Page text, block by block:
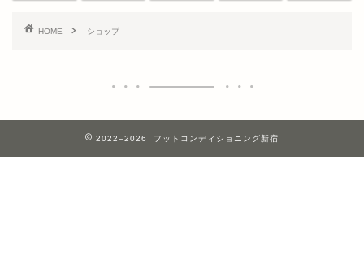
HOME ショップ
2022–2026 フットコンディショニング新宿